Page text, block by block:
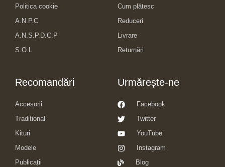
Politica cookie
A.N.P.C
A.N.S.P.D.C.P
S.O.L
Cum plătesc
Reduceri
Livrare
Returnări
Recomandări
Accesorii
Traditional
Kituri
Modele
Publicații
Urmărește-ne
Facebook
Twitter
YouTube
Instagram
Blog